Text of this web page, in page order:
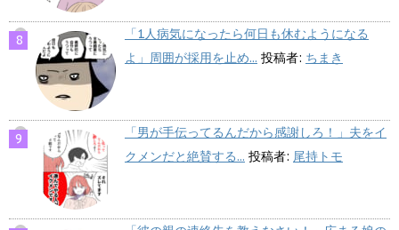
「1人病気になったら何日も休むようになる
よ」周囲が採用を止め... 投稿者: ちまき
「男が手伝ってるんだから感謝しろ！」夫をイ
クメンだと絶賛する... 投稿者: 尾持トモ